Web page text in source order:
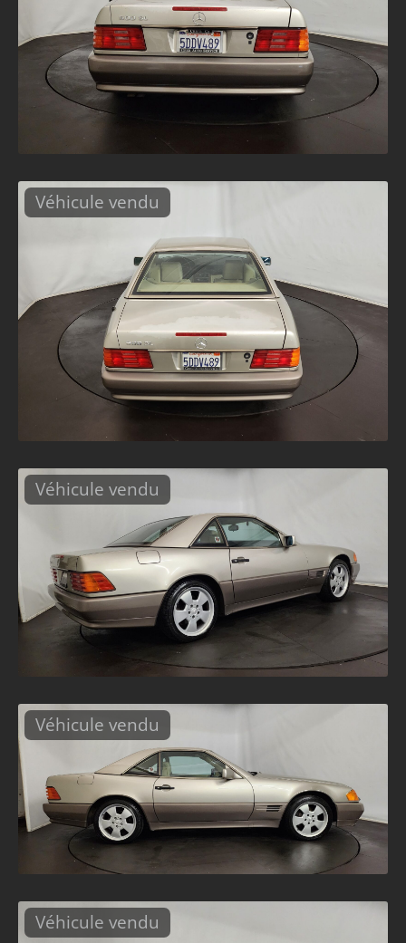
Véhicule vendu
Véhicule vendu
Véhicule vendu
Véhicule vendu